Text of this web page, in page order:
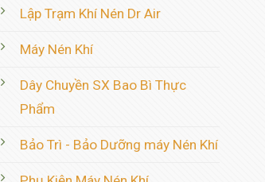
Lập Trạm Khí Nén Dr Air
Máy Nén Khí
Dây Chuyền SX Bao Bì Thực
Phẩm
Bảo Trì - Bảo Dưỡng máy Nén Khí